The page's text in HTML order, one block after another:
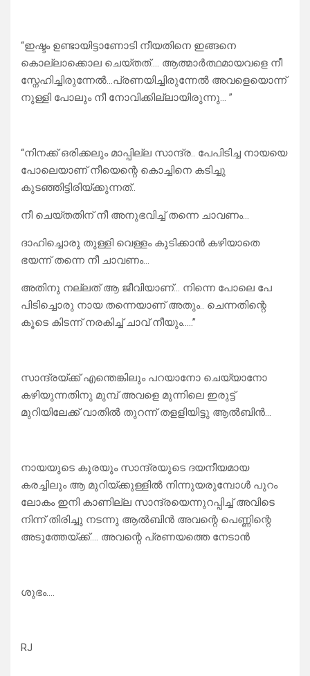
“ഇഷ്ടം ഉണ്ടായിട്ടാണോടി നീയതിനെ ഇങ്ങനെ
കൊല്ലാക്കൊല ചെയ്തത്…. ആത്മാർത്ഥമായവളെ നീ
സ്നേഹിച്ചിരുന്നേൽ…പ്രണയിച്ചിരുന്നേൽ അവളെയൊന്ന്
നുള്ളി പോലും നീ നോവിക്കില്ലായിരുന്നു… ”
“നിനക്ക് ഒരിക്കലും മാപ്പില്ല സാന്ദ്ര.. പേപിടിച്ച നായയെ
പോലെയാണ് നീയെന്റെ കൊച്ചിനെ കടിച്ചു
കുടഞ്ഞിട്ടിരിയ്ക്കുന്നത്..
നീ ചെയ്തതിന് നീ അനുഭവിച്ച് തന്നെ ചാവണം…
ദാഹിച്ചൊരു തുള്ളി വെള്ളം കുടിക്കാൻ കഴിയാതെ
ഭയന്ന് തന്നെ നീ ചാവണം…
അതിനു നല്ലത് ആ ജീവിയാണ്… നിന്നെ പോലെ പേ
പിടിച്ചൊരു നായ തന്നെയാണ് അതും.. ചെന്നതിന്റെ
കൂടെ കിടന്ന് നരകിച്ച് ചാവ് നീയും…..”
സാന്ദ്രയ്ക്ക് എന്തെങ്കിലും പറയാനോ ചെയ്യാനോ
കഴിയുന്നതിനു മുമ്പ് അവളെ മുന്നിലെ ഇരുട്ട്
മുറിയിലേക്ക് വാതിൽ തുറന്ന് തളളിയിട്ടു ആൽബിൻ…
നായയുടെ കുരയും സാന്ദ്രയുടെ ദയനീയമായ
കരച്ചിലും ആ മുറിയ്ക്കുള്ളിൽ നിന്നുയരുമ്പോൾ പുറം
ലോകം ഇനി കാണില്ല സാന്ദ്രയെന്നുറപ്പിച്ച് അവിടെ
നിന്ന് തിരിച്ചു നടന്നു ആൽബിൻ അവന്റെ പെണ്ണിന്റെ
അടുത്തേയ്ക്ക്…. അവന്റെ പ്രണയത്തെ നേടാൻ
ശുഭം….
RJ